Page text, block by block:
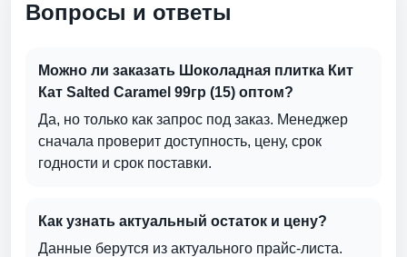
Вопросы и ответы
Можно ли заказать Шоколадная плитка Кит
Кат Salted Caramel 99гр (15) оптом?
Да, но только как запрос под заказ. Менеджер
сначала проверит доступность, цену, срок
годности и срок поставки.
Как узнать актуальный остаток и цену?
Данные берутся из актуального прайс-листа.